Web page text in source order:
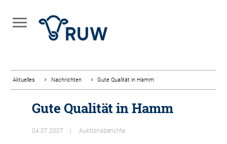
Aktuelles Nachrichten Gute Qualität in Hamm
Gute Qualität in Hamm
04.07.2007 Auktionsberichte